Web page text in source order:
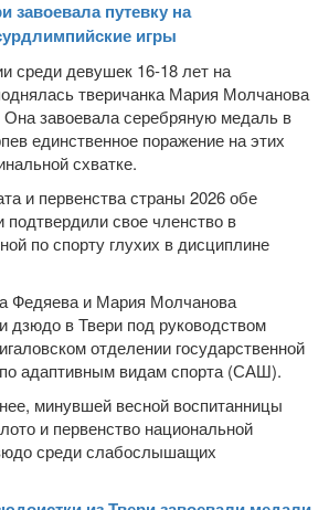
завоевала путевку на
игры
среди девушек 16-18 лет на
тверичанка Мария Молчанова
Она завоевала серебряную медаль в
единственное поражение на этих
схватке.
и первенства страны 2026 обе
подтвердили свое членство в
по спорту глухих в дисциплине
Федяева и Мария Молчанова
дзюдо в Твери под руководством
отделении государственной
адаптивным видам спорта (САШ).
минувшей весной воспитанницы
и первенство национальной
среди слабослышащих